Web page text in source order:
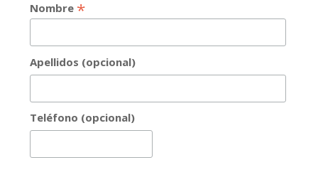
Nombre *
Apellidos (opcional)
Teléfono (opcional)